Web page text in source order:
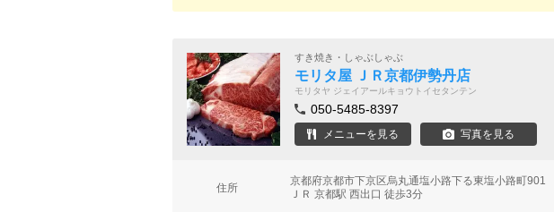
すき焼き・しゃぶしゃぶ
モリタ屋 ＪＲ京都伊勢丹店
モリタヤ ジェイアールキョウトイセタンテン
050-5485-8397
メニューを見る 写真を見る
住所
京都府京都市下京区烏丸通塩小路下る東塩小路町901
ＪＲ 京都駅 西出口 徒歩3分